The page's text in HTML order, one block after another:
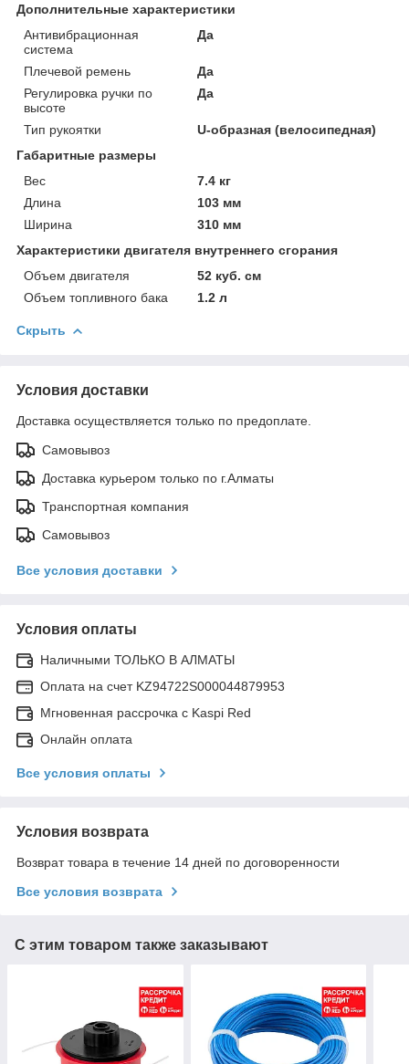
Дополнительные характеристики
Антивибрационная
система
Да
Плечевой ремень
Да
Регулировка ручки по
высоте
Да
Тип рукоятки
U-образная (велосипедная)
Габаритные размеры
Вес
7.4 кг
Длина
103 мм
Ширина
310 мм
Характеристики двигателя внутреннего сгорания
Объем двигателя
52 куб. см
Объем топливного бака
1.2 л
Скрыть
Условия доставки
Доставка осуществляется только по предоплате.
Самовывоз
Доставка курьером только по г.Алматы
Транспортная компания
Самовывоз
Все условия доставки
Условия оплаты
Наличными ТОЛЬКО В АЛМАТЫ
Оплата на счет KZ94722S000044879953
Мгновенная рассрочка с Kaspi Red
Онлайн оплата
Все условия оплаты
Условия возврата
Возврат товара в течение 14 дней по договоренности
Все условия возврата
С этим товаром также заказывают